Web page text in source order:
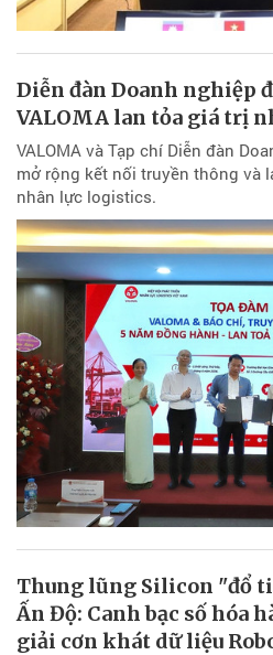
Diễn đàn Doanh nghiệp
VALOMA lan tỏa giá trị
VALOMA và Tạp chí Diễn đàn
mở rộng kết nối truyền thông và
nhân lực logistics.
Thung lũng Silicon "đổ
Ấn Độ: Canh bạc số hóa
giải cơn khát dữ liệu